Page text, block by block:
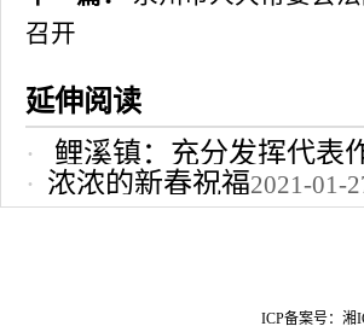
召开
延伸阅读
鲤溪镇：充分发挥代表
2022-10-24 12:09:37
浓浓的新春祝福2021-01-
ICP备案号： 湘